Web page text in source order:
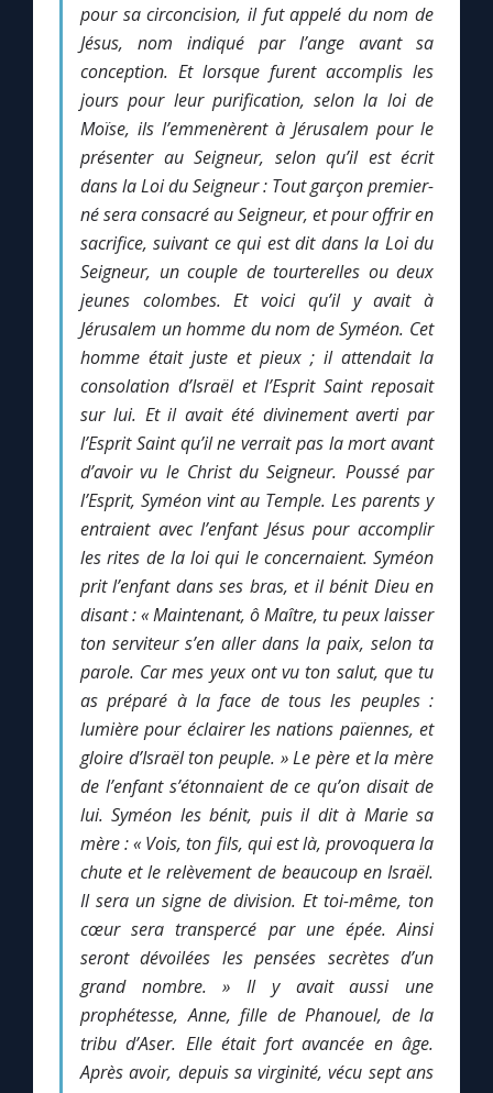
Questions-réponses
Prier au quotidien
Avec Thérèse de Lisieux
L'Évangile chaque jour
Les premiers samedis du mois
Marie qui défait les nœuds
Me consacrer à Jésus par Marie
Mes intentions de prière
Une Minute avec Marie
Une neuvaine
1000 Raisons de Croire
Chapelet pour le monde
Faire un don
Marie de Nazareth
pour sa circoncision, il fut appelé du nom de
Jésus, nom indiqué par l’ange avant sa
conception. Et lorsque furent accomplis les
jours pour leur purification, selon la loi de
Moïse, ils l’emmenèrent à Jérusalem pour le
présenter au Seigneur, selon qu’il est écrit
dans la Loi du Seigneur : Tout garçon premier-
né sera consacré au Seigneur, et pour offrir en
sacrifice, suivant ce qui est dit dans la Loi du
Seigneur, un couple de tourterelles ou deux
jeunes colombes. Et voici qu’il y avait à
Jérusalem un homme du nom de Syméon. Cet
homme était juste et pieux ; il attendait la
consolation d’Israël et l’Esprit Saint reposait
sur lui. Et il avait été divinement averti par
l’Esprit Saint qu’il ne verrait pas la mort avant
d’avoir vu le Christ du Seigneur. Poussé par
l’Esprit, Syméon vint au Temple. Les parents y
entraient avec l’enfant Jésus pour accomplir
les rites de la loi qui le concernaient. Syméon
prit l’enfant dans ses bras, et il bénit Dieu en
disant :« Maintenant, ô Maître, tu peux laisser
ton serviteur s’en aller dans la paix, selon ta
parole. Car mes yeux ont vu ton salut, que tu
as préparé à la face de tous les peuples :
lumière pour éclairer les nations païennes, et
gloire d’Israël ton peuple. » Le père et la mère
de l’enfant s’étonnaient de ce qu’on disait de
lui. Syméon les bénit, puis il dit à Marie sa
mère :« Vois, ton fils, qui est là, provoquera la
chute et le relèvement de beaucoup en Israël.
Il sera un signe de division. Et toi-même, ton
cœur sera transpercé par une épée. Ainsi
seront dévoilées les pensées secrètes d’un
grand nombre. »
Il y avait aussi une
prophétesse, Anne, fille de Phanouel, de la
tribu d’Aser. Elle était fort avancée en âge.
Après avoir, depuis sa virginité, vécu sept ans